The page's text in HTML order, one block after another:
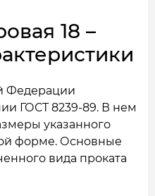
18 –
Федерации
ГОСТ 8239-89. В нем
указанного
форме. Основные
вида проката